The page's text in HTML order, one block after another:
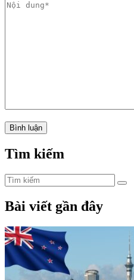
Tìm kiếm
Bài viết gần đây